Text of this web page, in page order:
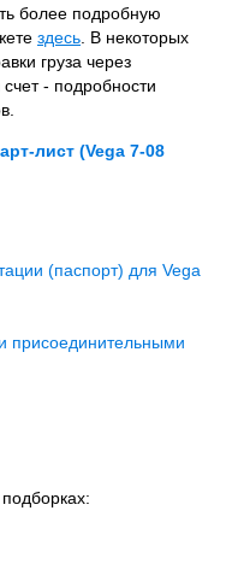
более подробную
здесь . В некоторых
груза через
- подробности
лист (Vega 7-08
(паспорт) для Vega
присоединительными